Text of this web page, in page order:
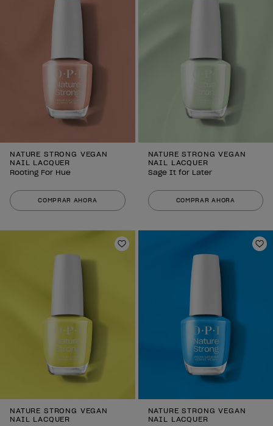
NATURE STRONG VEGAN
NAIL LACQUER
Rooting For Hue
COMPRAR AHORA
NATURE STRONG VEGAN
NAIL LACQUER
Sage It for Later
COMPRAR AHORA
Añadir a la lista de deseos
NATURE STRONG VEGAN
NAIL LACQUER
NATURE STRONG VEGAN
NAIL LACQUER